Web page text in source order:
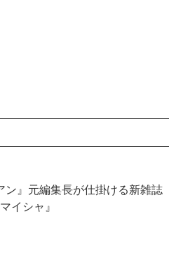
』元編集長が仕掛ける新雑誌
イシャ』